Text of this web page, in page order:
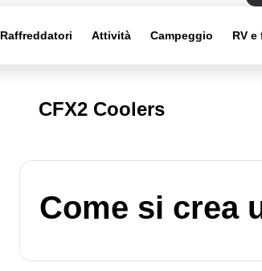
Raffreddatori Attività Campeggio RV
CFX2 Coolers
Come si crea